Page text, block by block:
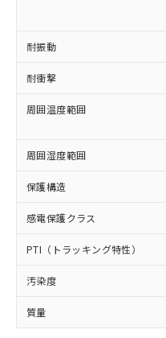
耐振動
耐衝撃
周囲温度範囲
周囲湿度範囲
保護構造
感電保護クラス
PTI（トラッキング特性）
汚染度
質量
在庫状況お
記載してい
タに基づき
覧された時
準価格とは
正式な納期
様のお取引
ムロン制御
オムロン制
販売
在庫状況およ
事前の承諾な
示しないよ
マイパーツ
ビス）をご
メンバーズ
あります。
鉛(Pb) 1000ppm以下
類(PBB) 1000ppm以下
(PBDE) 1000ppm以下
ル) (DEHP)(別名：
ルベンジル（BBP）
（DBP） 1000ppm以
但し、RoHS指令で産業
図的な使用がないこと
部品在庫の切り
月が前後すること
*中国RoHS10物質の基
Pb(鉛) :1000ppm、
Cr(Ⅵ)(六価クロム) :
ニル類) : 1000ppm、
ル類) : 1000ppm、
DBP(フタル酸ジブチ
イソブチル) :
DEHP(フタル酸ビス(2-
「ｅ」：有害物
準値以下であるこ
「10」：通常の
質が外部に漏え
及ぼさない年数を
「－」：未確認で
（以下｢規制
または国外
国政府の輸
可)を取得す
当社は規制
全に破砕す
いよう必要
当社は貴社
ル、化学兵
武器並びに
当社は、貴社
場合は、上
該第三者に通
販売先およ
法に輸出す
り引きをい
一定数
一定数
在庫な
いては
たはお
機器販
認くださ
受注生
情報を